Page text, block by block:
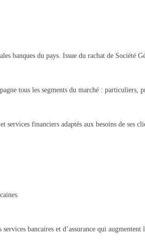
banques du pays. Issue du rachat de Société
tous les segments du marché :
financiers adaptés aux besoins de ses
bancaires et d’assurance qui